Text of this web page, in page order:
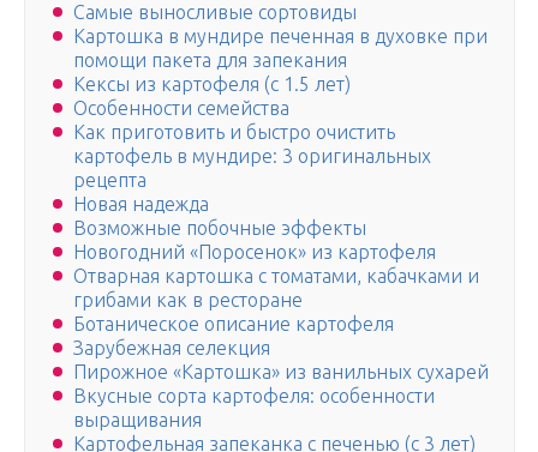
Самые выносливые сортовиды
Картошка в мундире печенная в духовке при
помощи пакета для запекания
Кексы из картофеля (с 1.5 лет)
Особенности семейства
Как приготовить и быстро очистить
картофель в мундире: 3 оригинальных
рецепта
Новая надежда
Возможные побочные эффекты
Новогодний «Поросенок» из картофеля
Отварная картошка с томатами, кабачками и
грибами как в ресторане
Ботаническое описание картофеля
Зарубежная селекция
Пирожное «Картошка» из ванильных сухарей
Вкусные сорта картофеля: особенности
выращивания
Картофельная запеканка с печенью (с 3 лет)